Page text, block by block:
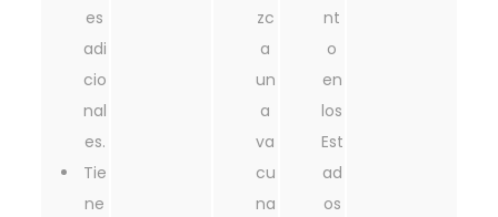
es
adi
cio
nal
es.
Tie
ne
zc
a
un
a
va
cu
na
nt
o
en
los
Est
ad
os